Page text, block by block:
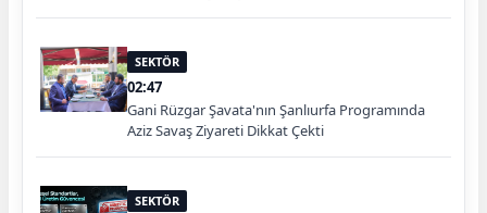
SEKTÖR
02:47
Gani Rüzgar Şavata'nın Şanlıurfa Programında
Aziz Savaş Ziyareti Dikkat Çekti
SEKTÖR